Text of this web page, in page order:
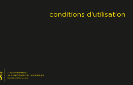
conditions d'utilisation